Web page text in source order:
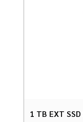
1 TB EXT